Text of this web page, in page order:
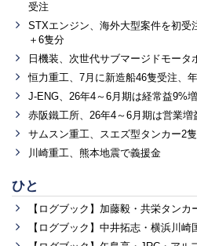
受注
STXエンジン、海外大型案件を初受
＋6隻分
日機装、次世代サブマージドモータ
恒力重工、7月に新造船46隻受注、
J-ENG、26年4～6月期は経常益9%増
赤阪鐵工所、26年4～6月期は営業増
サムスン重工、スエズ型タンカー2
川崎重工、熊本地震で義援金
ひと
【ログブック】加藤毅・共栄タンカ
【ログブック】中井拓志・横浜川